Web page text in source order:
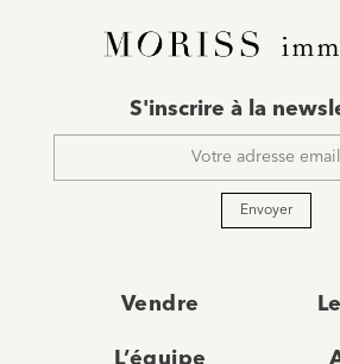
mail
S'inscrire à la
Envoyer
Vendre
L’équipe